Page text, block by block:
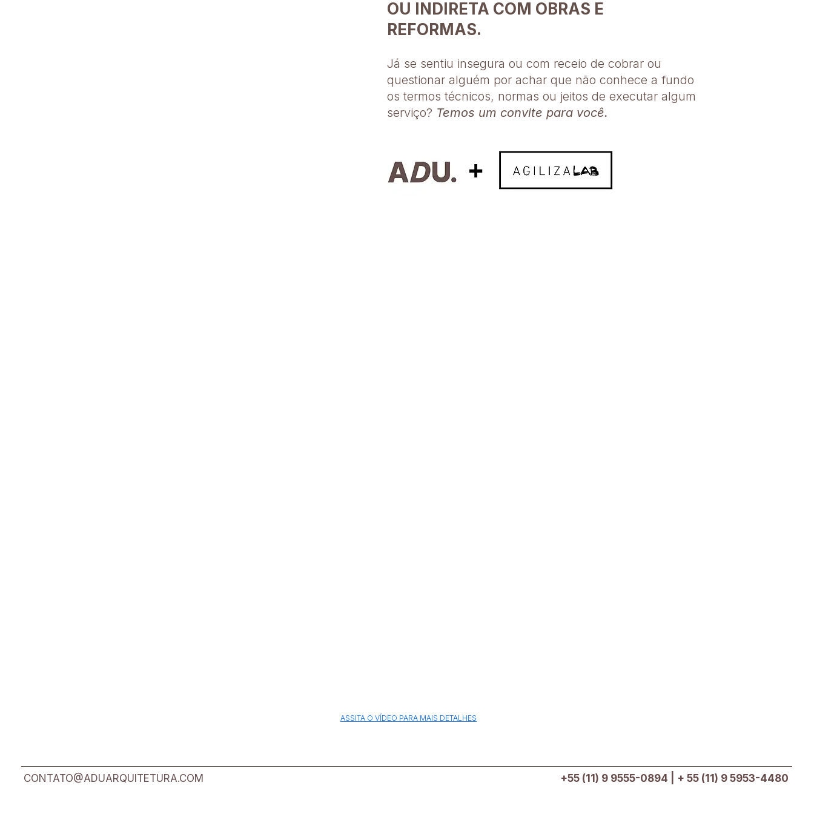
OU INDIRETA COM OBRAS E
REFORMAS.
Já se sentiu insegura ou com receio de cobrar ou
questionar alguém por achar que não conhece a fundo
os termos técnicos, normas ou jeitos de executar algum
serviço?​ Temos um convite para você.
+
ASSITA O VÍDEO PARA MAIS DETALHES
CONTATO@ADUARQUITETURA.COM +55 (11) 9 9555-0894 | + 55 (11) 9 5953-4480